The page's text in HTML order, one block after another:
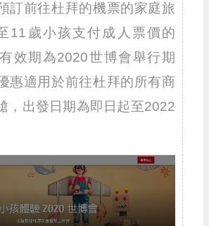
訂前往杜拜的機票的家庭旅
11歲小孩支付成人票價的
效期為2020世博會舉行期
惠適用於前往杜拜的所有商
，出發日期為即日起至2022